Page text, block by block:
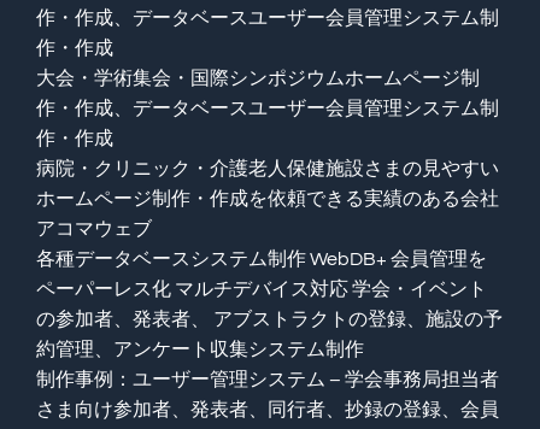
作・作成、データベースユーザー会員管理システム制
作・作成
大会・学術集会・国際シンポジウムホームページ制
作・作成、データベースユーザー会員管理システム制
作・作成
病院・クリニック・介護老人保健施設さまの見やすい
ホームページ制作・作成を依頼できる実績のある会社
アコマウェブ
各種データベースシステム制作 WebDB+ 会員管理を
ペーパーレス化 マルチデバイス対応 学会・イベント
の参加者、発表者、 アブストラクトの登録、施設の予
約管理、アンケート収集システム制作
制作事例：ユーザー管理システム – 学会事務局担当者
さま向け参加者、発表者、同行者、抄録の登録、会員